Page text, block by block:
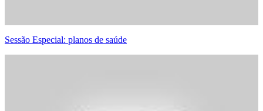
Sessão Especial: planos de saúde